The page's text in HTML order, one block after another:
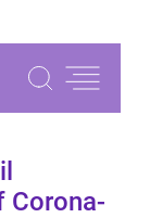
Corona-